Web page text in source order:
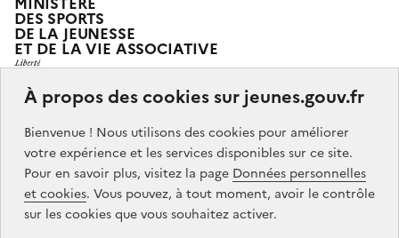
DES SPORTS
DE LA JEUNESSE
ET DE LA VIE ASSOCIATIVE
les politiques de jeunesse du Ministère des sports, de
la jeunesse et de la vie associative.
Partners
info.gouv.fr service-public.gouv.fr legifrance.gouv.fr
À propos des cookies sur jeunes.gouv.fr
Bienvenue ! Nous utilisons des cookies pour améliorer
votre expérience et les services disponibles sur ce site.
Pour en savoir plus, visitez la page Données personnelles
et cookies. Vous pouvez, à tout moment, avoir le contrôle
sur les cookies que vous souhaitez activer.